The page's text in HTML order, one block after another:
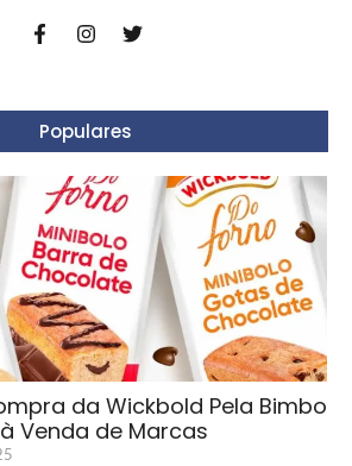
Populares
da Wickbold Pela Bimbo
Venda de Marcas